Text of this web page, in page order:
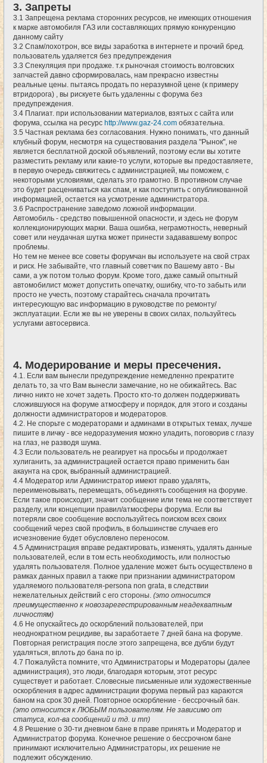
3. Запреты
3.1 Запрещена реклама сторонних ресурсов, не имеющих отношения
к марке автомобиля ГАЗ или составляющих прямую конкуренцию
данному сайту
3.2 Спам/лохотрон, все виды заработка в интернете и прочий бред.
пользователь удаляется без предупреждения
3.3 Спекуляция при продаже. т.к рыночная стоимость волговских
запчастей давно сформировалась, нам прекрасно известны
реальные цены. пытаясь продать по неразумной цене (к примеру
втридорога) , вы рискуете быть удаленны с форума без
предупреждения.
3.4 Плагиат. при использовании материалов, взятых с сайта или
форума, ссылка на ресурс http://www.gaz-24.com обязательна.
3.5 Частная реклама без согласования. Нужно понимать, что данный
клубный форум, несмотря на существования раздела "Рынок", не
является бесплатной доской объявлений, поэтому если вы хотите
разместить рекламу или какие-то услуги, которые вы предоставляете,
в первую очередь свяжитесь с администрацией, мы поможем, с
некоторыми условиями, сделать это грамотно. В противном случае
это будет расцениваться как спам, и как поступить с опубликованной
информацией, остается на усмотрение администратора.
3.6 Распространение заведомо ложной информации.
Автомобиль - средство повышенной опасности, и здесь не форум
коллекционирующих марки. Ваша ошибка, неграмотность, неверный
совет или неудачная шутка может принести задававшему вопрос
проблемы.
Но тем не менее все советы форумчан вы используете на свой страх
и риск. Не забывайте, что главный советчик по Вашему авто - Вы
сами, а уж потом только форум. Кроме того, даже самый опытный
автомобилист может допустить опечатку, ошибку, что-то забыть или
просто не учесть, поэтому старайтесь сначала прочитать
интересующую вас информацию в руководстве по ремонту/
эксплуатации. Если же вы не уверены в своих силах, пользуйтесь
услугами автосервиса.
4. Модерирование и меры пресечения.
4.1. Если вам вынесли предупреждение немедленно прекратите
делать то, за что Вам вынесли замечание, но не обижайтесь. Вас
лично никто не хочет задеть. Просто кто-то должен поддерживать
сложившуюся на форуме атмосферу и порядок, для этого и созданы
должности администраторов и модераторов.
4.2. Не спорьте с модераторами и админами в открытых темах, лучше
пишите в личку - все недоразумения можно уладить, поговорив с глазу
на глаз, не разводя шума.
4.3 Если пользователь не реагирует на просьбы и продолжает
хулиганить, за администрацией остается право применить бан
акаунта на срок, выбранный администрацией.
4.4 Модератор или Администратор имеют право удалять,
переименовывать, перемещать, объединять сообщения на форуме.
Если такое происходит, значит сообщение или тема не соответствует
разделу, или концепции правил/атмосферы форума. Если вы
потеряли свое сообщение воспользуйтесь поиском всех своих
сообщений через свой профиль, в большинстве случаев его
исчезновение будет обусловлено переносом.
4.5 Администрация вправе редактировать, изменять, удалять данные
пользователей, если в том есть необходимость, или полностью
удалять пользователя. Полное удаление может быть осуществлено в
рамках данных правил а также при признании администратором
удаляемого пользователя-persona non grata, в следствии
нежелательных действий с его стороны. (это относится
преимущественно к новозарегестрированным неадекватным
личностям)
4.6 Не опускайтесь до оскорблений пользователей, при
неоднократном рецидиве, вы заработаете 7 дней бана на форуме.
Повторная регистрация после этого запрещена, все дубли будут
удаляться, вплоть до бана по ip.
4.7 Пожалуйста помните, что Администраторы и Модераторы (далее
администрация), это люди, благодаря которым, этот ресурс
существует и работает. Словесные письменные или художественные
оскорбления в адрес администрации форума первый раз караются
баном на срок 30 дней. Повторное оскорбление - бессрочный бан.
(это относится к ЛЮБЫМ пользователям. Не зависимо от
статуса, кол-ва сообщений и тд. и тп)
4.8 Решение о 30-ти дневном бане в праве принять и Модератор и
Администратор форума. Конечное решение о бессрочном бане
принимают исключительно Администраторы, их решение не
подлежит обсуждению.